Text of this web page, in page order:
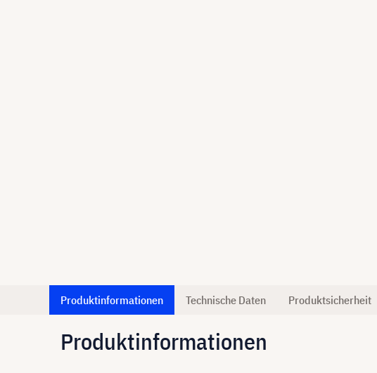
Produktinformationen Technische Daten Produktsicherheit
Produktinformationen